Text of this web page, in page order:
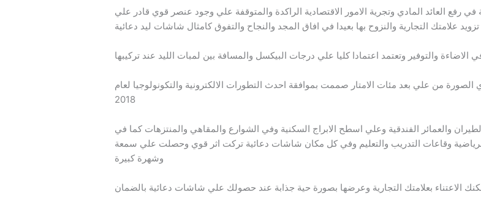
في رفع العائد المادي وتجرية الامور الاقتصادية الراكدة والمتوقفة علي وجود عنصر قوي قادر علي
تزويد علامتك التجارية والنزوح بها بعيدا في افاق المجد والنجاح والتفوق كامثال شاشات ليد دعائية
والتوفير وتعتمد اعتمادا كليا علي درجات البيكسل والمسافة بين لمبات الليد عند تركيبها
من علي بعد مئات الامتار صممت بموافقة احدث التطورات الالكترونية والتكونولوجيا لعام
2018
والعمائر الفندقية وعلي اسطح الابراج السكنية وفي الشوارع والمقاهي والمنتزهات كما في
وقاعات التدريب والتعليم وفي كل مكان شاشات دعائية تركت اثر قوي وحصلت علي سمعة
وشهرة كبيرة
الاعتناء بعلامتك التجارية وعرضها بصورة حية جذابة عند حصولك علي شاشات دعائية بالضمان